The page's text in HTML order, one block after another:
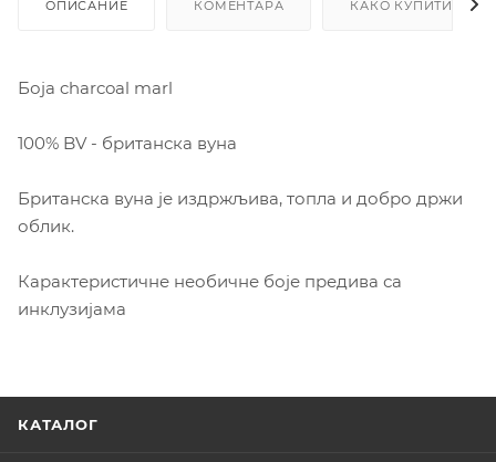
ОПИСАНИЕ КОМЕНТАРА КАКО КУПИТИ
Боја charcoal marl
100% BV - британска вуна
Британска вуна је издржљива, топла и добро држи
облик.
Карактеристичне необичне боје предива са
инклузијама
КАТАЛОГ